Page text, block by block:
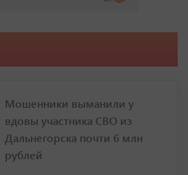
Мошенники выманили у
вдовы участника СВО из
Дальнегорска почти 6 млн
рублей